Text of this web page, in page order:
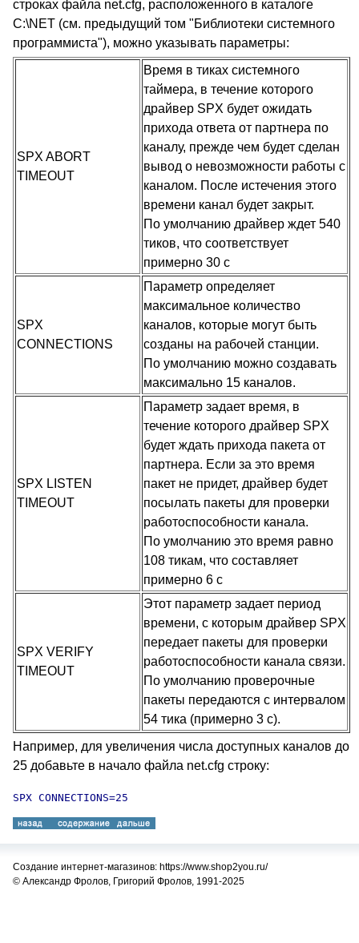
строках файла net.cfg, расположенного в каталоге
C:\NET (см. предыдущий том "Библиотеки системного
программиста"), можно указывать параметры:
SPX ABORT
TIMEOUT
Время в тиках системного
таймера, в течение которого
драйвер SPX будет ожидать
прихода ответа от партнера по
каналу, прежде чем будет сделан
вывод о невозможности работы с
каналом. После истечения этого
времени канал будет закрыт.
По умолчанию драйвер ждет 540
тиков, что соответствует
примерно 30 с
SPX
CONNECTIONS
Параметр определяет
максимальное количество
каналов, которые могут быть
созданы на рабочей станции.
По умолчанию можно создавать
максимально 15 каналов.
SPX LISTEN
TIMEOUT
Параметр задает время, в
течение которого драйвер SPX
будет ждать прихода пакета от
партнера. Если за это время
пакет не придет, драйвер будет
посылать пакеты для проверки
работоспособности канала.
По умолчанию это время равно
108 тикам, что составляет
примерно 6 с
SPX VERIFY
TIMEOUT
Этот параметр задает период
времени, с которым драйвер SPX
передает пакеты для проверки
работоспособности канала связи.
По умолчанию проверочные
пакеты передаются с интервалом
54 тика (примерно 3 с).
Например, для увеличения числа доступных каналов до
25 добавьте в начало файла net.cfg строку:
SPX CONNECTIONS=25
Создание интернет-магазинов: https://www.shop2you.ru/
© Александр Фролов, Григорий Фролов, 1991-2025